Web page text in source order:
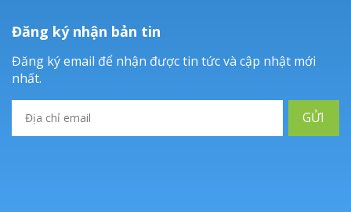
Đăng ký nhận bản tin
Đăng ký email để nhận được tin tức và cập nhật mới
nhất.
GỬI